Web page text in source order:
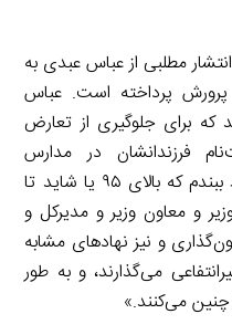
مطلبی از عباس عبدی به
پرداخته است. عباس
برای جلوگیری از تعارض
فرزندانشان در مدارس
غیرانتفاعی منع شوند، حاضرم شرط ببندم که بالای ۹۵ یا شاید تا
و معاون وزیر و مدیرکل و
و نیز نهادهای مشابه
می‌گذارند، و به طور
می‌کنند.»